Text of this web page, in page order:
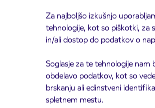
Za najboljšo izkušnjo
tehnologije, kot so piškotki, za
in/ali dostop do podatkov o
Soglasje za te tehnologije nam
obdelavo podatkov, kot so
brskanju ali edinstveni
spletnem mestu.